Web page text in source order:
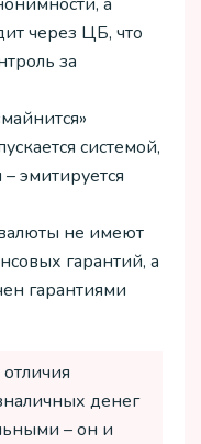
а
через ЦБ, что
за
системой,
эмитируется
не имеют
гарантий, а
гарантиями
денег
– он и